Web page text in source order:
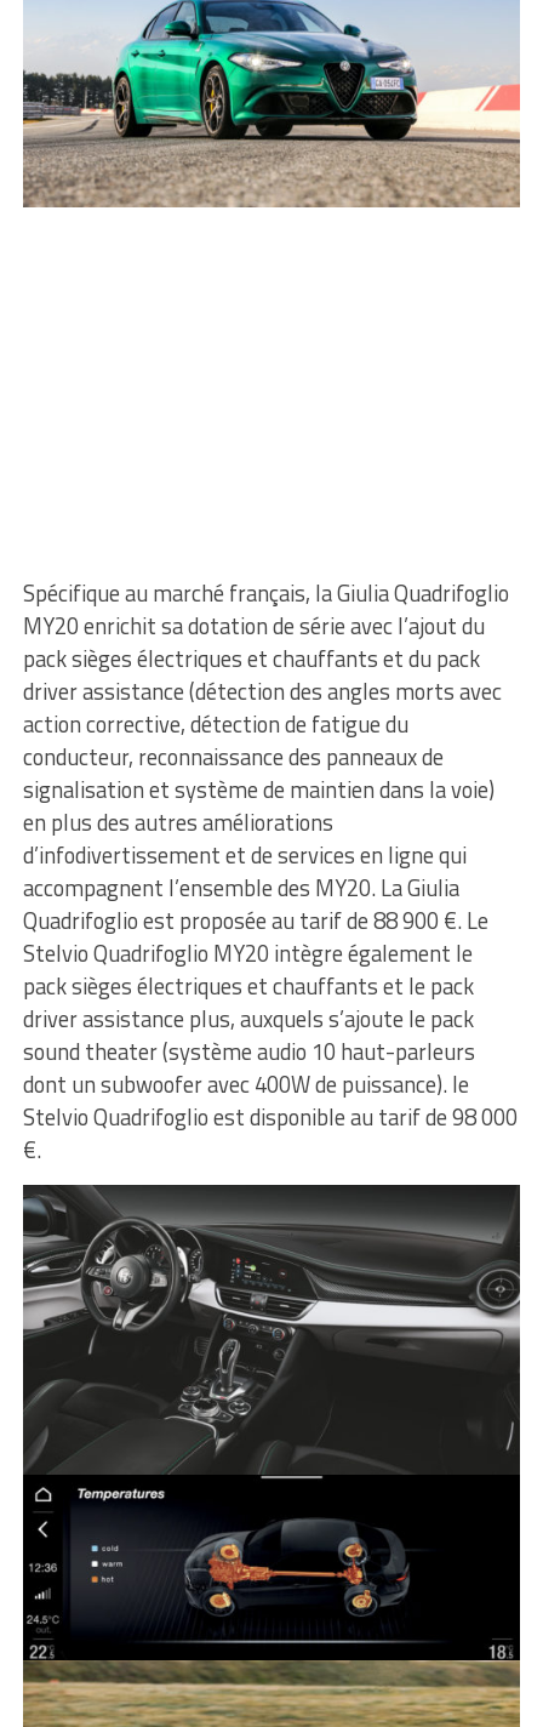
Spécifique au marché français, la Giulia Quadrifoglio
MY20 enrichit sa dotation de série avec l’ajout du
pack sièges électriques et chauffants et du pack
driver assistance (détection des angles morts avec
action corrective, détection de fatigue du
conducteur, reconnaissance des panneaux de
signalisation et système de maintien dans la voie)
en plus des autres améliorations
d’infodivertissement et de services en ligne qui
accompagnent l’ensemble des MY20. La Giulia
Quadrifoglio est proposée au tarif de 88 900 €. Le
Stelvio Quadrifoglio MY20 intègre également le
pack sièges électriques et chauffants et le pack
driver assistance plus, auxquels s’ajoute le pack
sound theater (système audio 10 haut-parleurs
dont un subwoofer avec 400W de puissance). le
Stelvio Quadrifoglio est disponible au tarif de 98 000
€.